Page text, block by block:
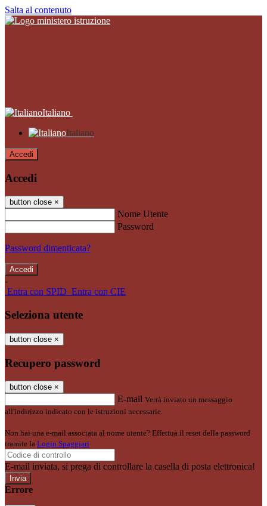
Salta al contenuto
Italiano
Italiano
Accedi
Accedi
button close ×
Nome Utente
Password
Password dimenticata?
-
Entra con SPID Entra con CIE
Seleziona utente
button close ×
Recupero password
button close ×
E-mail Verrà inviato un messaggio
all'indirizzo indicato con le istruzioni necessarie.
Non hai una e-mail associata al nome utente? Effettua il reset della password
tramite la Login Spaggiari
E-mail inviata, si prega di controllare la casella di posta elettronica!
Errore